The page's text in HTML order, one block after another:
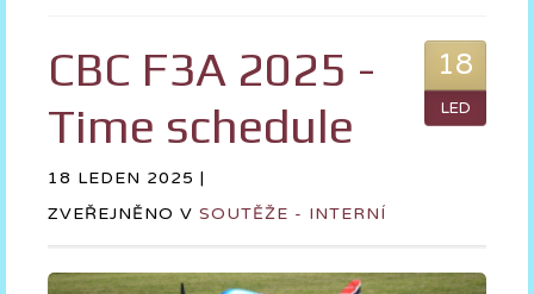
18
LED
CBC F3A 2025 -
Time schedule
18 LEDEN 2025 |
ZVEŘEJNĚNO V SOUTĚŽE - INTERNÍ